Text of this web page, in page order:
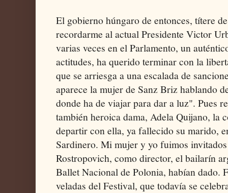
El gobierno húngaro de entonces, títere
recordarme al actual Presidente Victor
varias veces en el Parlamento, un
actitudes, ha querido terminar con la
que se arriesga a una escalada de
aparece la mujer de Sanz Briz hablando
donde ha de viajar para dar a luz". Pues
también heroica dama, Adela Quijano, la
departir con ella, ya fallecido su marido,
Sardinero. Mi mujer y yo fuimos
Rostropovich, como director, el bailarín
Ballet Nacional de Polonia, habían dado.
veladas del Festival, que todavía se